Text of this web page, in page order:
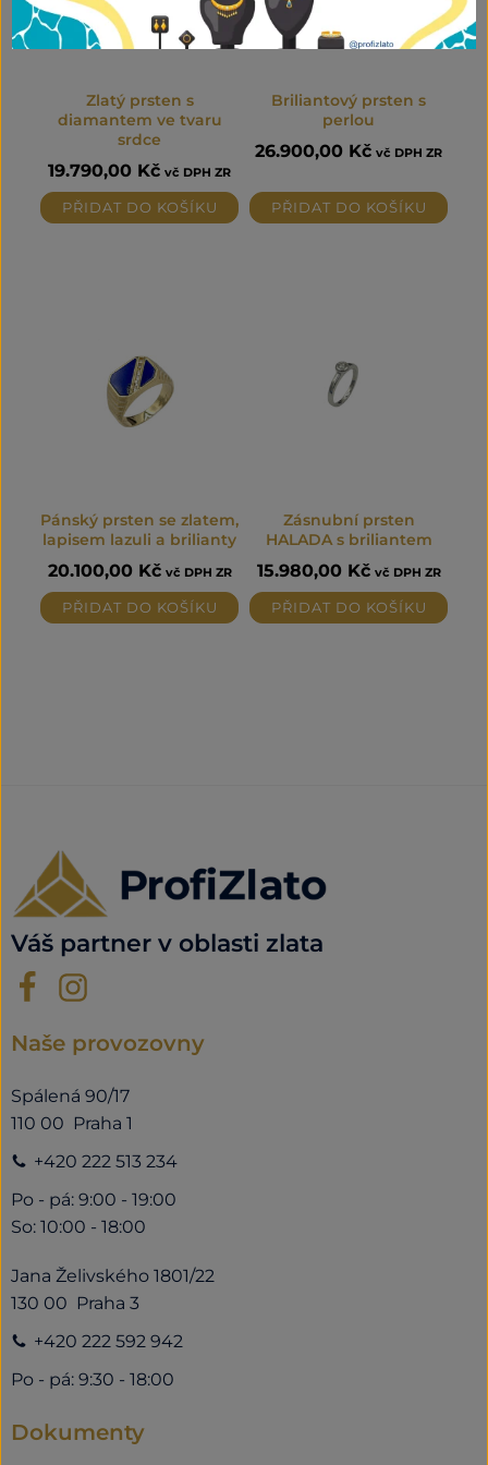
Zlatý prsten s
diamantem ve tvaru
srdce
19.790,00 Kč vč DPH ZR
PŘIDAT DO KOŠÍKU
Briliantový prsten s
perlou
26.900,00 Kč vč DPH ZR
PŘIDAT DO KOŠÍKU
Pánský prsten se zlatem,
lapisem lazuli a brilianty
20.100,00 Kč vč DPH ZR
PŘIDAT DO KOŠÍKU
Zásnubní prsten
HALADA s briliantem
15.980,00 Kč vč DPH ZR
PŘIDAT DO KOŠÍKU
Váš partner v oblasti zlata
Naše provozovny
Spálená 90/17
110 00 Praha 1
+420 222 513 234
Po - pá: 9:00 - 19:00
So: 10:00 - 18:00
Jana Želivského 1801/22
130 00 Praha 3
+420 222 592 942
Po - pá: 9:30 - 18:00
Dokumenty